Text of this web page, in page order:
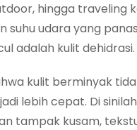
hingga traveling
suhu udara yang
adalah kulit dehidrasi.
kulit berminyak
lebih cepat. Di
tampak kusam,